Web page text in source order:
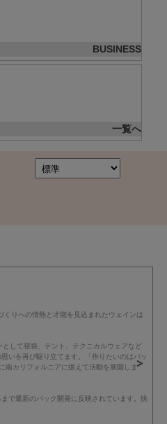
BUSINESS
一覧へ
りへの情熱と才能を見込まれたウェインは
して寝袋、テント、テクニカルウェアなど
いを再び駆り立てます。「作りたいのはバッ
南カリフォルニアに据えて活動を展開しま
で最新のパック開発に反映されています。快